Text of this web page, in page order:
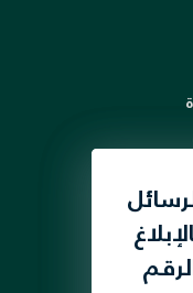
هنا